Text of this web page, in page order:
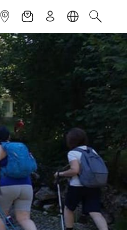
INFOPOINTNEWSLETTER
ISCRIVITILINGUACERCA